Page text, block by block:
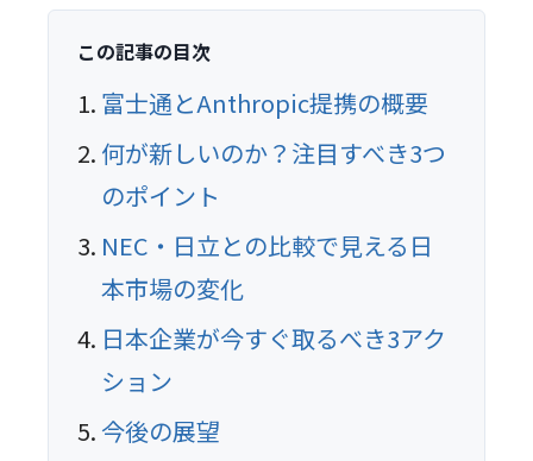
この記事の目次
富士通とAnthropic提携の概要
何が新しいのか？注目すべき3つ
のポイント
NEC・日立との比較で見える日
本市場の変化
日本企業が今すぐ取るべき3アク
ション
今後の展望